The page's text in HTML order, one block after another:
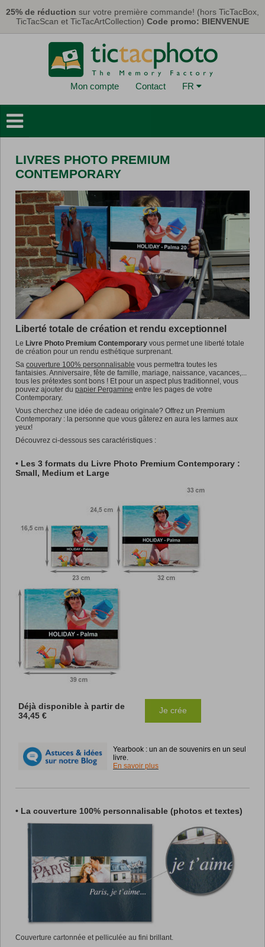
25% de réduction sur votre première commande! (hors TicTacBox,
TicTacScan et TicTacArtCollection) Code promo: BIENVENUE
Mon compte Contact FR
Déco Murales
Cartes & Calendriers
Tirages Photo
Cadeaux
TicTacBox
Eco
Promotions
LIVRES PHOTO PREMIUM
CONTEMPORARY
Liberté totale de création et rendu exceptionnel
Le Livre Photo Premium Contemporary vous permet une liberté totale
de création pour un rendu esthétique surprenant.
Sa couverture 100% personnalisable vous permettra toutes les
fantaisies. Anniversaire, fête de famille, mariage, naissance, vacances,...
tous les prétextes sont bons ! Et pour un aspect plus traditionnel, vous
pouvez ajouter du papier Pergamine entre les pages de votre
Contemporary.
Vous cherchez une idée de cadeau originale? Offrez un Premium
Contemporary : la personne que vous gâterez en aura les larmes aux
yeux!
Découvrez ci-dessous ses caractéristiques :
• Les 3 formats du Livre Photo Premium Contemporary :
Small, Medium et Large
Déjà disponible à partir de
34,45 €
Je crée
Yearbook : un an de souvenirs en un seul
livre.
En savoir plus
• La couverture 100% personnalisable (photos et textes)
Couverture cartonnée et pelliculée au fini brillant.